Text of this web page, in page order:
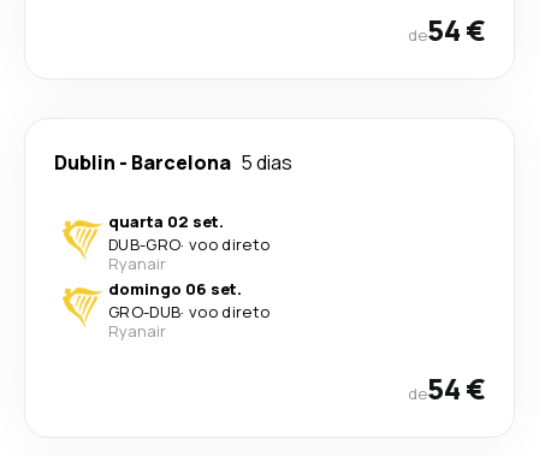
de54 €
Dublin - Barcelona 5 dias
quarta 02 set.
DUB-GRO· voo direto
Ryanair
domingo 06 set.
GRO-DUB· voo direto
Ryanair
de54 €